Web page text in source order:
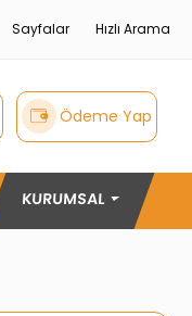
Sayfalar Hızlı Arama
Ödeme Yap
KURUMSAL